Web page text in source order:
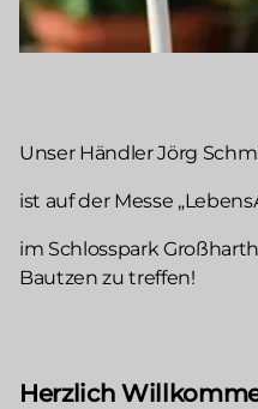
Unser Händler Jörg
ist auf der Messe
im Schlosspark
Bautzen zu treffen!
Herzlich